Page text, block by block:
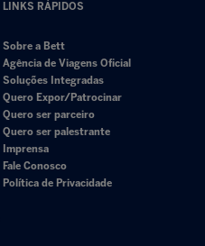
LINKS RÁPIDOS
Sobre a Bett
Agência de Viagens Oficial
Soluções Integradas
Quero Expor/Patrocinar
Quero ser parceiro
Quero ser palestrante
Imprensa
Fale Conosco
Política de Privacidade